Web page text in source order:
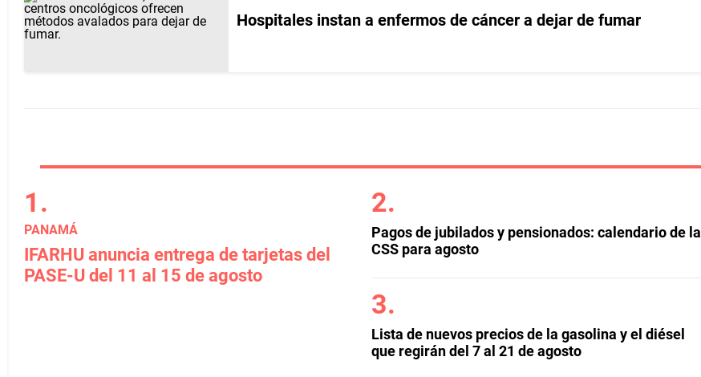
Hospitales instan a enfermos de cáncer a dejar de fumar
PANAMÁ
IFARHU anuncia entrega de tarjetas del
PASE-U del 11 al 15 de agosto
Pagos de jubilados y pensionados: calendario de la
CSS para agosto
Lista de nuevos precios de la gasolina y el diésel
que regirán del 7 al 21 de agosto